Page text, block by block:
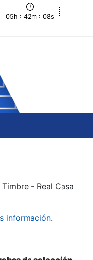
05h : 42m : 08s
- Real Casa
información.